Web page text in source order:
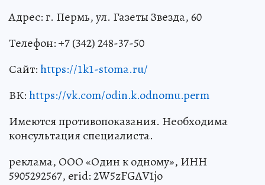
Адрес: г. Пермь, ул. Газеты Звезда, 60
Телефон: +7 (342) 248-37-50
Сайт:https://1k1-stoma.ru/
ВК:https://vk.com/odin.k.odnomu.perm
Имеются противопоказания. Необходима
консультация специалиста.
реклама, ООО «Один к одному», ИНН
5905292567, erid: 2W5zFGAV1jo